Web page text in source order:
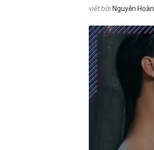
viết bởi Nguyễn